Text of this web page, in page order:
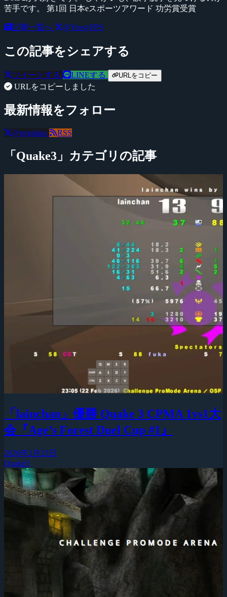
苦手です。 第1回 日本eスポーツアワード 功労賞受賞
記事一覧へ @YossyFPS
この記事をシェアする
ツイートする LINEする URLをコピー
URLをコピーしました
最新情報をフォロー
@negitaku RSS
「Quake3」カテゴリの記事
「lainchan」優勝 Quake 3 CPMA 1vs1大
会『Age’s Forest Duel Cup #1』
2026年2月23日
Quake3